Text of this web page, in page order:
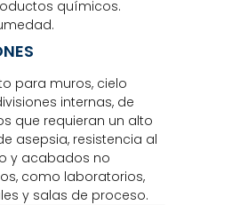
químicos.
para muros, cielo
internas, de
que requieran un alto
asepsia, resistencia al
y acabados no
como laboratorios,
y salas de proceso.